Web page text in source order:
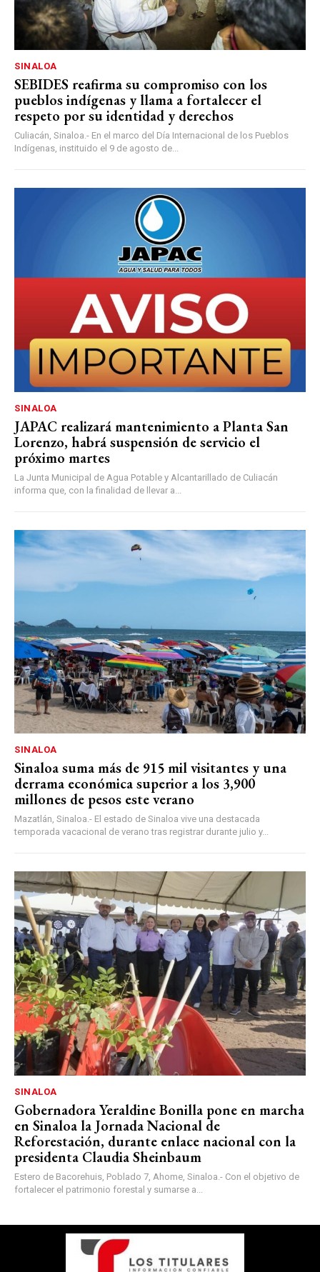
SINALOA
SEBIDES reafirma su compromiso con los
pueblos indígenas y llama a fortalecer el
respeto por su identidad y derechos
Culiacán, Sinaloa.- En el marco del Día Internacional de los Pueblos
Indígenas, instituido el 9 de agosto de...
SINALOA
JAPAC realizará mantenimiento a Planta San
Lorenzo, habrá suspensión de servicio el
próximo martes
La Junta Municipal de Agua Potable y Alcantarillado de Culiacán
informa que, con la finalidad de llevar a...
SINALOA
Sinaloa suma más de 915 mil visitantes y una
derrama económica superior a los 3,900
millones de pesos este verano
Mazatlán, Sinaloa.- El estado de Sinaloa vive una destacada
temporada vacacional de verano tras registrar durante julio y...
SINALOA
Gobernadora Yeraldine Bonilla pone en marcha
en Sinaloa la Jornada Nacional de
Reforestación, durante enlace nacional con la
presidenta Claudia Sheinbaum
Estero de Bacorehuis, Poblado 7, Ahome, Sinaloa.- Con el objetivo de
fortalecer el patrimonio forestal y sumarse a...